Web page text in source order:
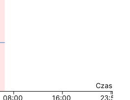
Czas
08:00 16:00 23:59